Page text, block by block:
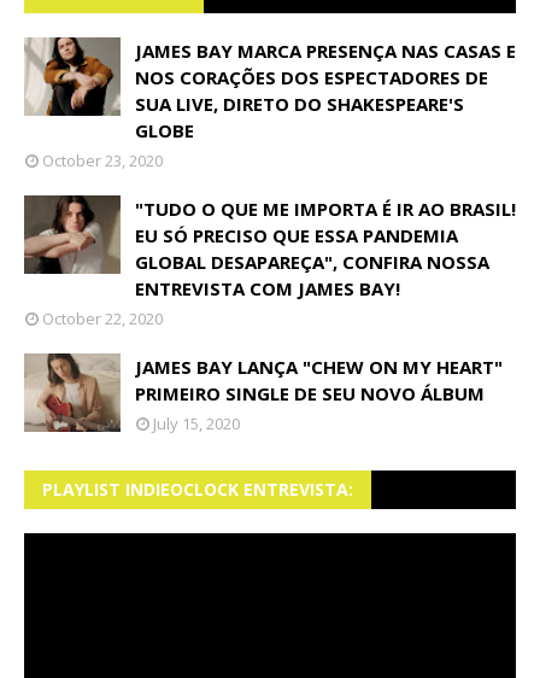
JAMES BAY MARCA PRESENÇA NAS CASAS E
NOS CORAÇÕES DOS ESPECTADORES DE
SUA LIVE, DIRETO DO SHAKESPEARE'S
GLOBE
October 23, 2020
"TUDO O QUE ME IMPORTA É IR AO BRASIL!
EU SÓ PRECISO QUE ESSA PANDEMIA
GLOBAL DESAPAREÇA", CONFIRA NOSSA
ENTREVISTA COM JAMES BAY!
October 22, 2020
JAMES BAY LANÇA "CHEW ON MY HEART"
PRIMEIRO SINGLE DE SEU NOVO ÁLBUM
July 15, 2020
PLAYLIST INDIEOCLOCK ENTREVISTA: